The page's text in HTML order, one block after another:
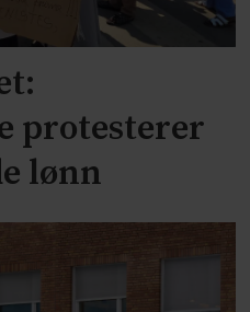
protesterer
lønn